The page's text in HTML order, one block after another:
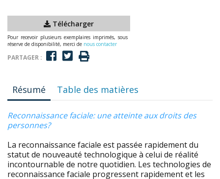
Télécharger
Pour recevoir plusieurs exemplaires imprimés, sous
réserve de disponibilité, merci de nous contacter
PARTAGER :
Résumé Table des matières
Reconnaissance faciale: une atteinte aux droits des
personnes?
La reconnaissance faciale est passée rapidement du
statut de nouveauté technologique à celui de réalité
incontournable de notre quotidien. Les technologies de
reconnaissance faciale progressent rapidement et les